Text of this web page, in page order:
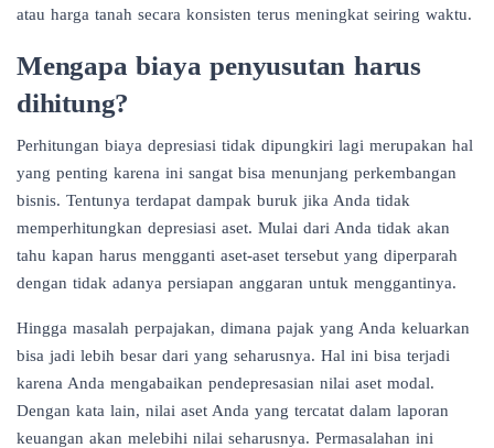
atau harga tanah secara konsisten terus meningkat seiring waktu.
Mengapa biaya penyusutan harus
dihitung?
Perhitungan biaya depresiasi tidak dipungkiri lagi merupakan hal
yang penting karena ini sangat bisa menunjang perkembangan
bisnis. Tentunya terdapat dampak buruk jika Anda tidak
memperhitungkan depresiasi aset. Mulai dari Anda tidak akan
tahu kapan harus mengganti aset-aset tersebut yang diperparah
dengan tidak adanya persiapan anggaran untuk menggantinya.
Hingga masalah perpajakan, dimana pajak yang Anda keluarkan
bisa jadi lebih besar dari yang seharusnya. Hal ini bisa terjadi
karena Anda mengabaikan pendepresasian nilai aset modal.
Dengan kata lain, nilai aset Anda yang tercatat dalam laporan
keuangan akan melebihi nilai seharusnya. Permasalahan ini